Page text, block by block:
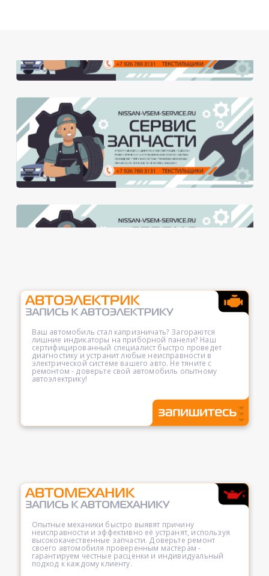
Ваш автомобиль стал капризничать? Загораются
лишние индикаторы на приборной панели? Наш
сертифицированный специалист быстро проведет
диагностику и устранит любые неисправности в
электрической системе вашего авто. Не тяните с
ремонтом - доверьте свой автомобиль опытному
автоэлектрику!
Опытные механики быстро выявят причину
неисправности и эффективно её устранят, используя
высококачественные запчасти. Доверьте ремонт
своего автомобиля проверенным мастерам -
гарантируем честные расценки и индивидуальный
подход к каждому клиенту.